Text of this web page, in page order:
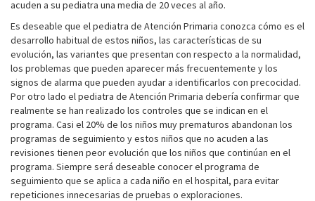
acuden a su pediatra una media de 20 veces al año.
Es deseable que el pediatra de Atención Primaria conozca cómo es el
desarrollo habitual de estos niños, las características de su
evolución, las variantes que presentan con respecto a la normalidad,
los problemas que pueden aparecer más frecuentemente y los
signos de alarma que pueden ayudar a identificarlos con precocidad.
Por otro lado el pediatra de Atención Primaria debería confirmar que
realmente se han realizado los controles que se indican en el
programa. Casi el 20% de los niños muy prematuros abandonan los
programas de seguimiento y estos niños que no acuden a las
revisiones tienen peor evolución que los niños que continúan en el
programa. Siempre será deseable conocer el programa de
seguimiento que se aplica a cada niño en el hospital, para evitar
repeticiones innecesarias de pruebas o exploraciones.